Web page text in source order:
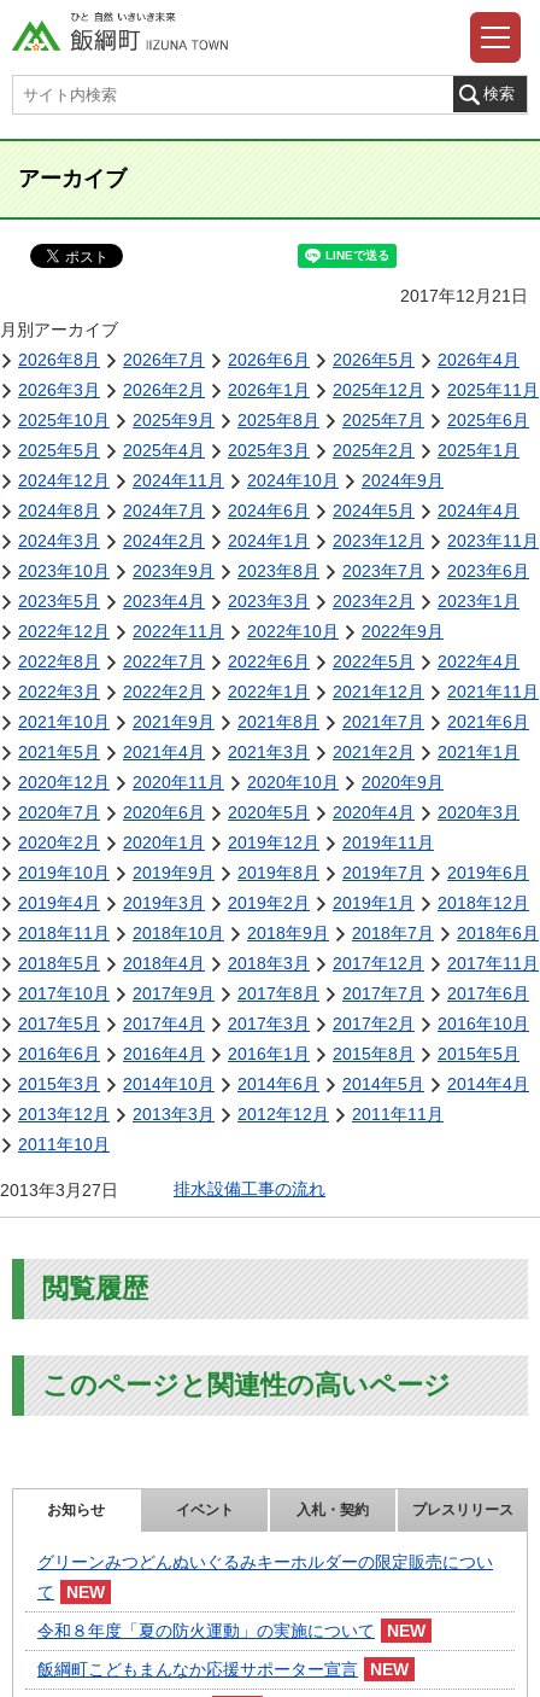
アーカイブ
2017年12月21日
月別アーカイブ
2026年8月
2026年7月 2026年6月 2026年5月
2026年4月
2026年3月
2026年2月 2026年1月 2025年12月
2025年11月
2025年10月
2025年9月 2025年8月 2025年7月
2025年6月
2025年5月
2025年4月 2025年3月 2025年2月
2025年1月
2024年12月
2024年11月 2024年10月
2024年9月
2024年8月
2024年7月 2024年6月 2024年5月
2024年4月
2024年3月
2024年2月 2024年1月 2023年12月
2023年11月
2023年10月
2023年9月 2023年8月 2023年7月
2023年6月
2023年5月
2023年4月 2023年3月 2023年2月
2023年1月
2022年12月
2022年11月 2022年10月
2022年9月
2022年8月
2022年7月 2022年6月 2022年5月
2022年4月
2022年3月
2022年2月 2022年1月 2021年12月
2021年11月
2021年10月
2021年9月 2021年8月 2021年7月
2021年6月
2021年5月
2021年4月 2021年3月 2021年2月
2021年1月
2020年12月
2020年11月 2020年10月
2020年9月
2020年7月
2020年6月 2020年5月 2020年4月
2020年3月
2020年2月
2020年1月 2019年12月
2019年11月
2019年10月
2019年9月 2019年8月 2019年7月
2019年6月
2019年4月
2019年3月 2019年2月 2019年1月
2018年12月
2018年11月
2018年10月 2018年9月 2018年7月
2018年6月
2018年5月
2018年4月 2018年3月 2017年12月
2017年11月
2017年10月
2017年9月 2017年8月 2017年7月
2017年6月
2017年5月
2017年4月 2017年3月 2017年2月
2016年10月
2016年6月
2016年4月 2016年1月 2015年8月
2015年5月
2015年3月
2014年10月 2014年6月 2014年5月
2014年4月
2013年12月
2013年3月 2012年12月
2011年11月
2011年10月
2013年3月27日 排水設備工事の流れ
閲覧履歴
このページと関連性の高いページ
お知らせ イベント 入札・契約 プレスリリース
グリーンみつどんぬいぐるみキーホルダーの限定販売につい
て
令和８年度「夏の防火運動」の実施について
飯綱町こどもまんなか応援サポーター宣言